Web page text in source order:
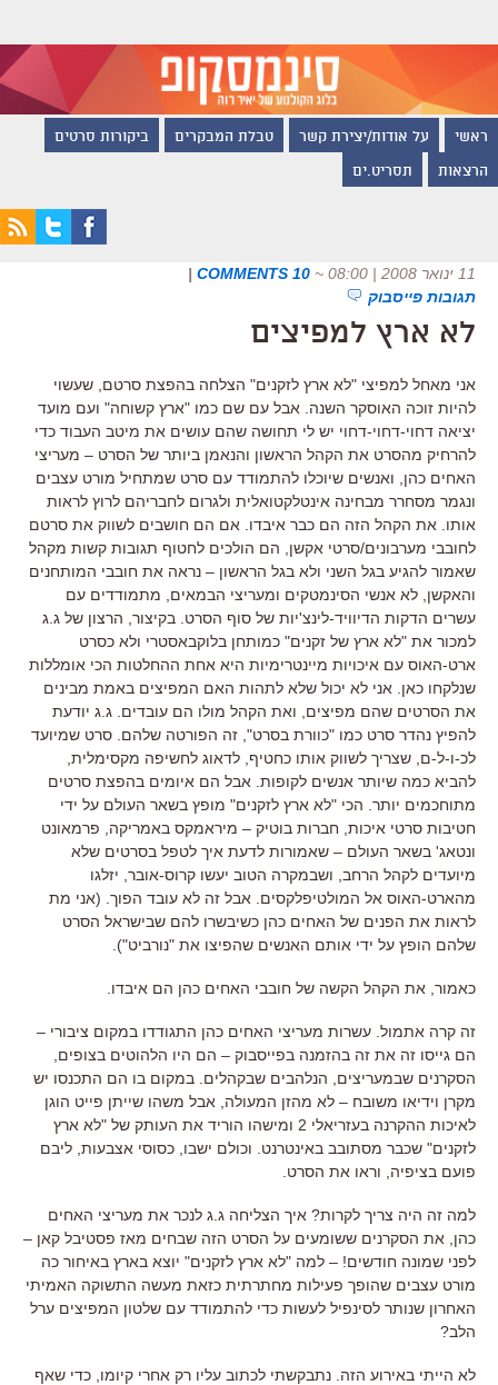
ראשי על אודות/יצירת קשר טבלת המבקרים ביקורות סרטים
הרצאות תסריט.ים
11 ינואר 2008 | 08:00 ~
10 COMMENTS
|
תגובות פייסבוק
לא ארץ למפיצים
אני מאחל למפיצי "לא ארץ לזקנים" הצלחה בהפצת סרטם, שעשוי
להיות זוכה האוסקר השנה. אבל עם שם כמו "ארץ קשוחה" ועם מועד
יציאה דחוי-דחוי-דחוי יש לי תחושה שהם עושים את מיטב העבוד כדי
להרחיק מהסרט את הקהל הראשון והנאמן ביותר של הסרט – מעריצי
האחים כהן, ואנשים שיוכלו להתמודד עם סרט שמתחיל מורט עצבים
ונגמר מסחרר מבחינה אינטלקטואלית ולגרום לחבריהם לרוץ לראות
אותו. את הקהל הזה הם כבר איבדו. אם הם חושבים לשווק את סרטם
לחובבי מערבונים/סרטי אקשן, הם הולכים לחטוף תגובות קשות מקהל
שאמור להגיע בגל השני ולא בגל הראשון – נראה את חובבי המותחנים
והאקשן, לא אנשי הסינמטקים ומעריצי הבמאים, מתמודדים עם
עשרים הדקות הדיוויד-לינצ'יות של סוף הסרט. בקיצור, הרצון של ג.ג
למכור את "לא ארץ של זקנים" כמותחן בלוקבאסטרי ולא כסרט
ארט-האוס עם איכויות מיינטרימיות היא אחת ההחלטות הכי אומללות
שנלקחו כאן. אני לא יכול שלא לתהות האם המפיצים באמת מבינים
את הסרטים שהם מפיצים, ואת הקהל מולו הם עובדים. ג.ג יודעת
להפיץ נהדר סרט כמו "כוורת בסרט", זה הפורטה שלהם. סרט שמיועד
לכ-ו-ל-ם, שצריך לשווק אותו כחטיף, לדאוג לחשיפה מקסימלית,
להביא כמה שיותר אנשים לקופות. אבל הם איומים בהפצת סרטים
מתוחכמים יותר. הכי "לא ארץ לזקנים" מופץ בשאר העולם על ידי
חטיבות סרטי איכות, חברות בוטיק – מיראמקס באמריקה, פרמאונט
ונטאג' בשאר העולם – שאמורות לדעת איך לטפל בסרטים שלא
מיועדים לקהל הרחב, ושבמקרה הטוב יעשו קרוס-אובר, יזלגו
מהארט-האוס אל המולטיפלקסים. אבל זה לא עובד הפוך. (אני מת
לראות את הפנים של האחים כהן כשיבשרו להם שבישראל הסרט
שלהם הופץ על ידי אותם האנשים שהפיצו את "נורביט").
כאמור, את הקהל הקשה של חובבי האחים כהן הם איבדו.
זה קרה אתמול. עשרות מעריצי האחים כהן התגודדו במקום ציבורי –
הם גייסו זה את זה בהזמנה בפייסבוק – הם היו הלהוטים בצופים,
הסקרנים שבמעריצים, הנלהבים שבקהלים. במקום בו הם התכנסו יש
מקרן וידיאו משובח – לא מהזן המעולה, אבל משהו שייתן פייט הוגן
לאיכות ההקרנה בעזריאלי 2 ומישהו הוריד את העותק של "לא ארץ
לזקנים" שכבר מסתובב באינטרנט. וכולם ישבו, כסוסי אצבעות, ליבם
פועם בציפיה, וראו את הסרט.
למה זה היה צריך לקרות? איך הצליחה ג.ג לנכר את מעריצי האחים
כהן, את הסקרנים ששומעים על הסרט הזה שבחים מאז פסטיבל קאן –
לפני שמונה חודשים! – למה "לא ארץ לזקנים" יוצא בארץ באיחור כה
מורט עצבים שהופך פעילות מחתרתית כזאת מעשה התשוקה האמיתי
האחרון שנותר לסינפיל לעשות כדי להתמודד עם שלטון המפיצים ערל
הלב?
לא הייתי באירוע הזה. נתבקשתי לכתוב עליו רק אחרי קיומו, כדי שאף